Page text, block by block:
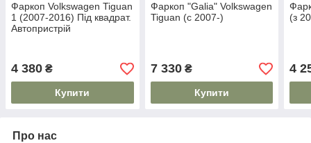
Фаркоп Volkswagen Tiguan
1 (2007-2016) Під квадрат.
Автопристрій
4 380 ₴
Купити
Фаркоп "Galia" Volkswagen
Tiguan (c 2007-)
7 330₴
Купити
(з
4
Про нас